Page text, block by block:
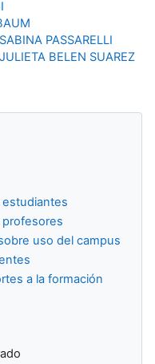
SABINA PASSARELLI
JULIETA BELEN SUAREZ
estudiantes
profesores
uso del campus
a la formación